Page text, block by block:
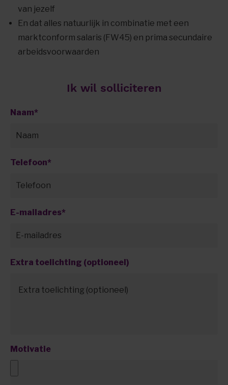
van jezelf
En dat alles natuurlijk in combinatie met een
marktconform salaris (FW45) en prima secundaire
arbeidsvoorwaarden
Ik wil solliciteren
Naam*
Telefoon*
E-mailadres*
Extra toelichting (optioneel)
Motivatie